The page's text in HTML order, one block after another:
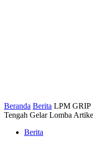
Beranda Berita LPM GRIP
Tengah Gelar Lomba
Berita